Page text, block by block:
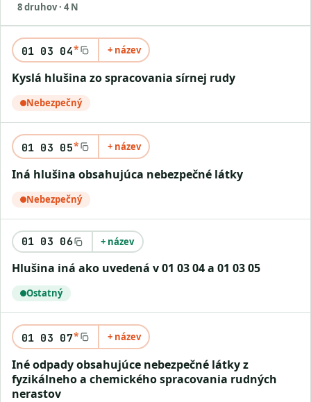
8 druhov · 4 N
01 03 04* + název
kyslá hlušina zo spracovania sírnej rudy
Nebezpečný
01 03 05* + název
iná hlušina obsahujúca nebezpečné látky
Nebezpečný
01 03 06 + název
hlušina iná ako uvedená v 01 03 04 a 01 03 05
Ostatný
01 03 07* + název
iné odpady obsahujúce nebezpečné látky z
fyzikálneho a chemického spracovania rudných
nerastov